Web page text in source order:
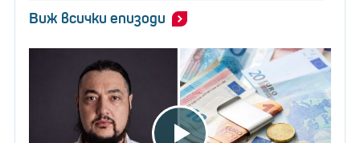
Виж всички епизоди